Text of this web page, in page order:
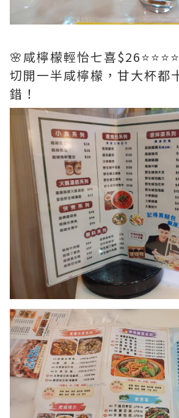
🌸咸檸檬輕怡七喜
切開一半咸檸檬，甘大杯都
錯！